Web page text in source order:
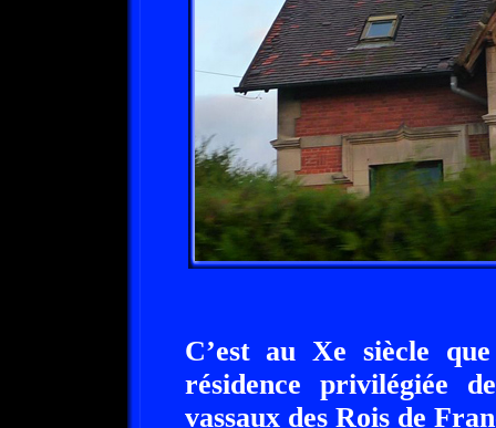
C’est au Xe siècle
résidence privilégiée
vassaux des Rois de